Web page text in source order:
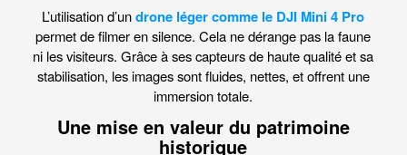
L’utilisation d’undrone léger comme le DJI Mini 4 Pro
permet de filmer en silence. Cela ne dérange pas la faune
ni les visiteurs. Grâce à ses capteurs de haute qualité et sa
stabilisation, les images sont fluides, nettes, et offrent une
immersion totale.
Une mise en valeur du patrimoine
historique